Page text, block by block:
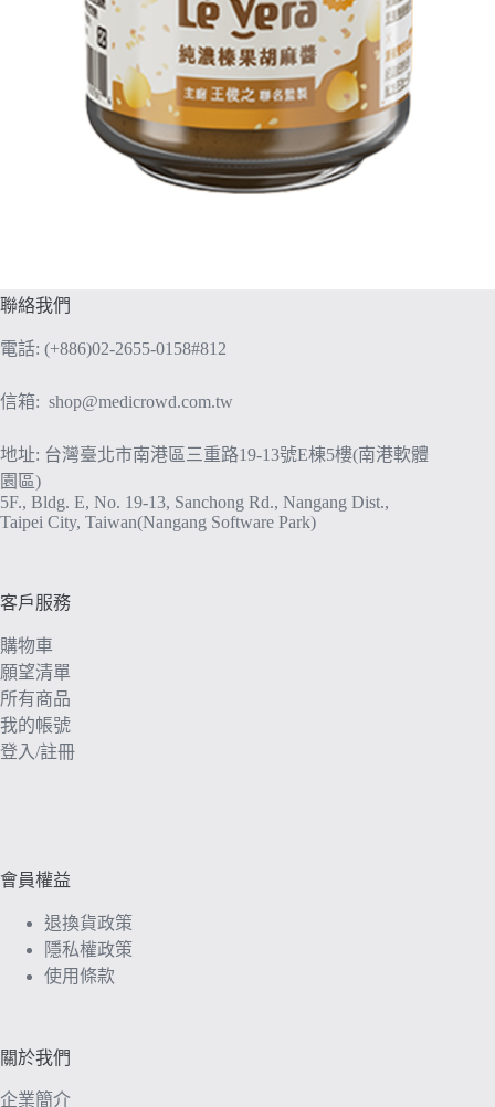
聯絡我們
電話: (+886)02-2655-0158#812
信箱: shop@medicrowd.com.tw
地址: 台灣臺北市南港區三重路19-13號E棟5樓(南港軟體
園區)
5F., Bldg. E, No. 19-13, Sanchong Rd., Nangang Dist.,
Taipei City, Taiwan(Nangang Software Park)
客戶服務
購物車
願望清單
所有商品
我的帳號
登入/註冊
會員權益
退換貨政策
隱私權政策
使用條款
關於我們
企業簡介